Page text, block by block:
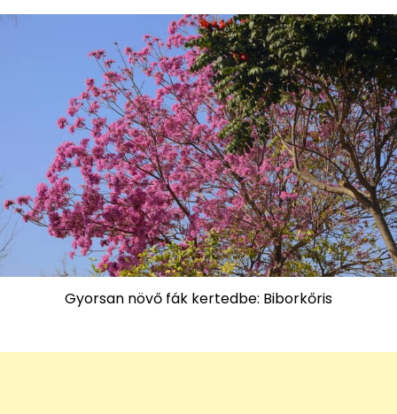
Gyorsan növő fák kertedbe: Biborkőris